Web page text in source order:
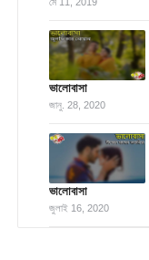
ভালোবাসা
জানু. 28, 2020
ভালোবাসা
জুলাই 16, 2020